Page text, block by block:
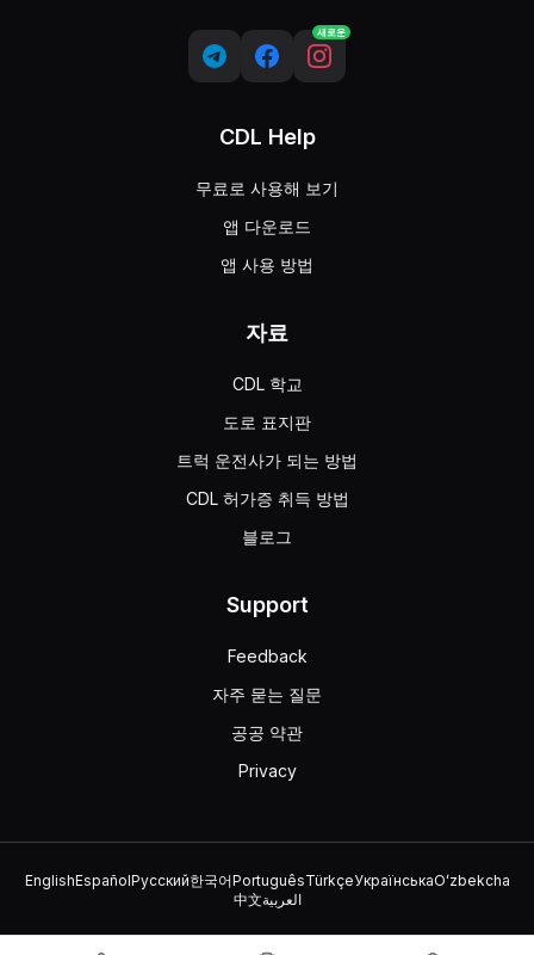
새로운
CDL Help
무료로 사용해 보기
앱 다운로드
앱 사용 방법
자료
CDL 학교
도로 표지판
트럭 운전사가 되는 방법
CDL 허가증 취득 방법
블로그
Support
Feedback
자주 묻는 질문
공공 약관
Privacy
EnglishEspañolРусский한국어PortuguêsTürkçeУкраїнськаOʻzbekcha
中文العربية
© 2026 TruckDriver.help LLC